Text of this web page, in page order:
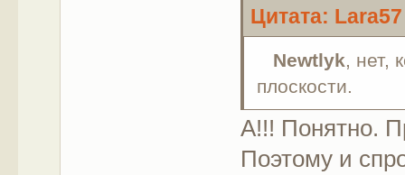
Цитата:
Newtlyk, нет,
плоскости.
А!!! Понятно.
Поэтому и